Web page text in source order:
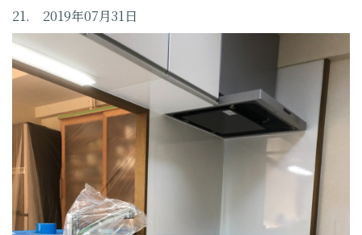
21. 2019年07月31日